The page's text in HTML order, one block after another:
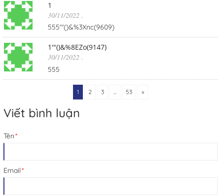
1
30/11/2022 .
555'"()&%3Xnc(9609)
1'"()&%8EZo(9147)
30/11/2022 .
555
1 2 3 53 »
Viết bình luận
Tên*
Email*